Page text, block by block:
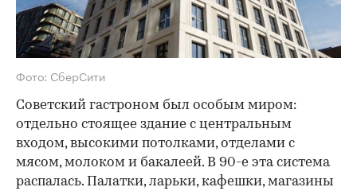
Фото: СберСити
Советский гастроном был особым миром:
отдельно стоящее здание с центральным
входом, высокими потолками, отделами с
мясом, молоком и бакалеей. В 90-е эта система
распалась. Палатки, ларьки, кафешки, магазины